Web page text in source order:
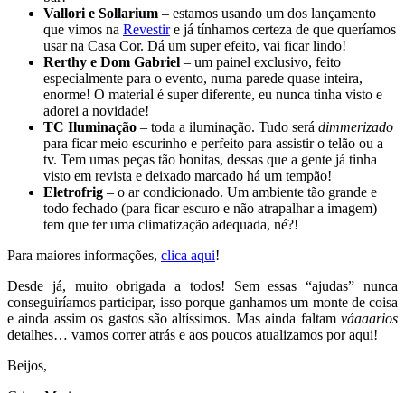
Vallori e Sollarium – estamos usando um dos lançamento
que vimos na Revestire já tínhamos certeza de que queríamos
usar na Casa Cor. Dá um super efeito, vai ficar lindo!
Rerthy e Dom Gabriel – um painel exclusivo, feito
especialmente para o evento, numa parede quase inteira,
enorme! O material é super diferente, eu nunca tinha visto e
adorei a novidade!
TC Iluminação – toda a iluminação. Tudo será dimmerizado
para ficar meio escurinho e perfeito para assistir o telão ou a
tv. Tem umas peças tão bonitas, dessas que a gente já tinha
visto em revista e deixado marcado há um tempão!
Eletrofrig – o ar condicionado. Um ambiente tão grande e
todo fechado (para ficar escuro e não atrapalhar a imagem)
tem que ter uma climatização adequada, né?!
Para maiores informações, clica aqui!
Desde já, muito obrigada a todos! Sem essas “ajudas” nunca
conseguiríamos participar, isso porque ganhamos um monte de coisa
e ainda assim os gastos são altíssimos. Mas ainda faltam váaaarios
detalhes… vamos correr atrás e aos poucos atualizamos por aqui!
Beijos,